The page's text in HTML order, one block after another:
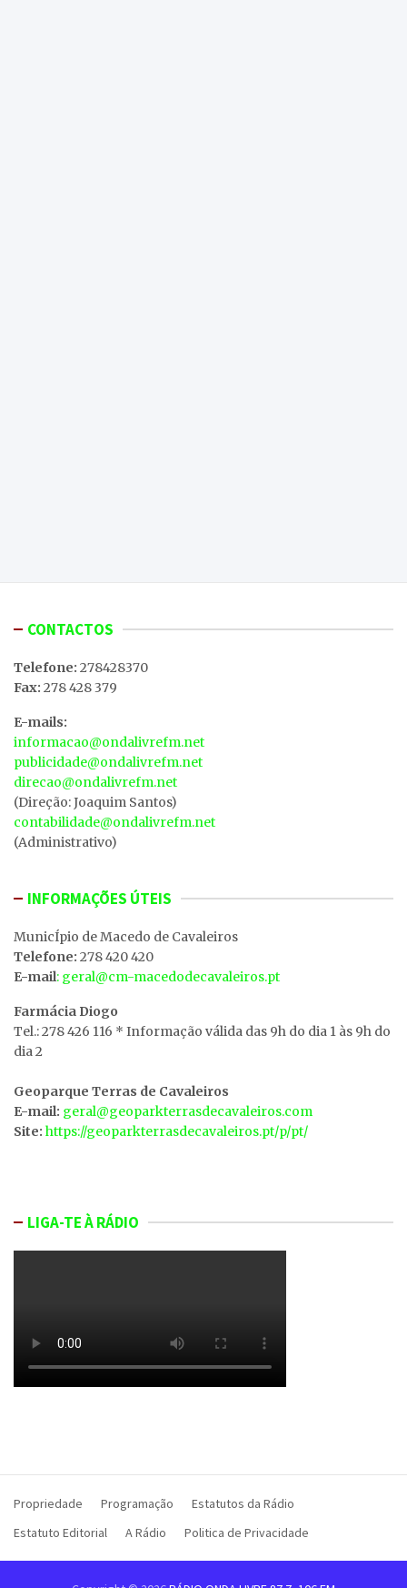
CONTACTOS
Telefone: 278428370
Fax: 278 428 379
E-mails:
informacao@ondalivrefm.net
publicidade@ondalivrefm.net
direcao@ondalivrefm.net
(Direção: Joaquim Santos)
contabilidade@ondalivrefm.net
(Administrativo)
INFORMAÇÕES ÚTEIS
MunicÍpio de Macedo de Cavaleiros
Telefone: 278 420 420
E-mail: geral@cm-macedodecavaleiros.pt
Farmácia Diogo
Tel.: 278 426 116 * Informação válida das 9h do dia 1 às 9h do
dia 2
Geoparque Terras de Cavaleiros
E-mail: geral@geoparkterrasdecavaleiros.com
Site: https://geoparkterrasdecavaleiros.pt/p/pt/
LIGA-TE À RÁDIO
Propriedade Programação
Estatutos da Rádio
Estatuto Editorial
A Rádio Politica de Privacidade